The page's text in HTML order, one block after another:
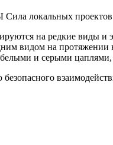
локальных проектов
на редкие виды и
видом на
белыми и серыми